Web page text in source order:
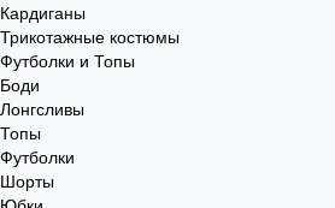
Кардиганы
Трикотажные костюмы
Футболки и Топы
Боди
Лонгсливы
Топы
Футболки
Шорты